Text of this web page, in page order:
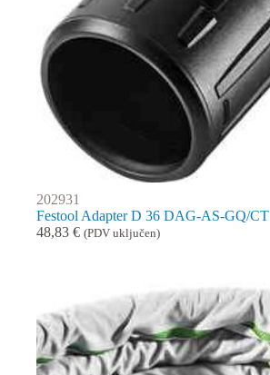
202931
Festool Adapter D 36 DAG-AS-GQ/CT
48,83 € (PDV uključen)